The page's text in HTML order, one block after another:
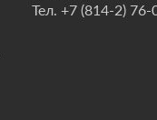
Тел. +7 (814-2) 76-